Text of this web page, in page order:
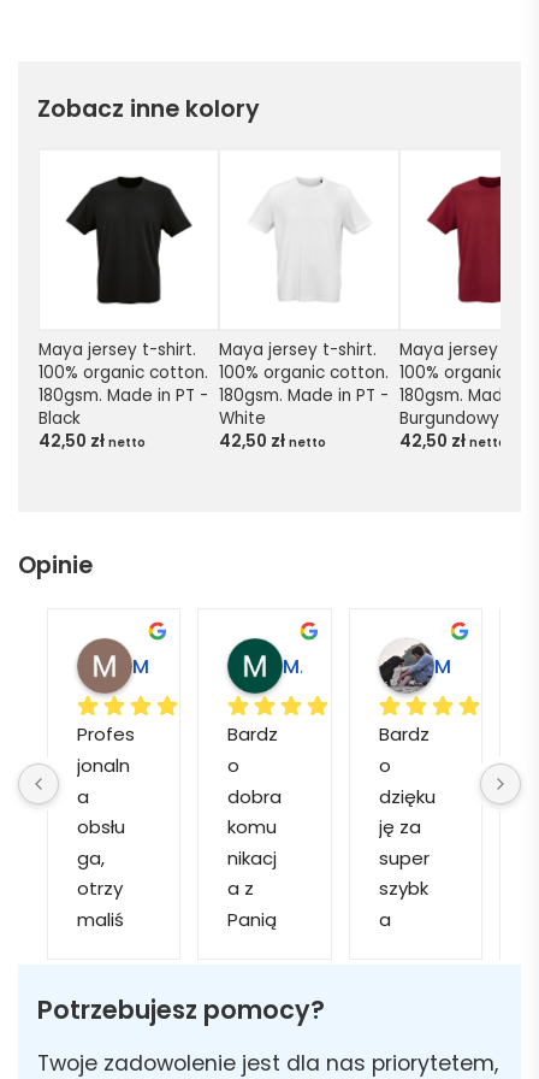
Zobacz inne kolory
Maya jersey t-shirt.
100% organic cotton.
180gsm. Made in PT -
Black
42,50 zł netto
Maya jersey t-shirt.
100% organic cotton.
180gsm. Made in PT -
White
42,50 zł netto
Maya jersey t-
100% organic
180gsm. Made in
Burgundowy
42,50 zł netto
Opinie
Profes
jonaln
a
obsłu
ga,
otrzy
maliś
wizuali
któryc
Marcin M.
Bardz
o
dobra
komu
nikacj
a z
Panią
Szybk
realiza
Bardz
o
dzięku
ję za
super
szybk
a
Został
Potrzebujesz pomocy?
Twoje zadowolenie jest dla nas priorytetem,